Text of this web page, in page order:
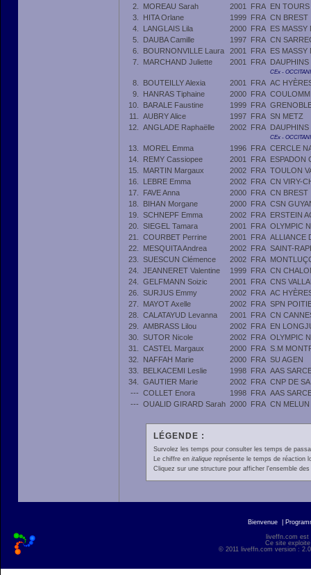
2.
MOREAU Sarah 2001 FRA EN TOURS
3.
HITA Orlane 1999 FRA CN BREST
4.
LANGLAIS Lila 2000 FRA ES MASSY
5.
DAUBA Camille 1997 FRA CN
6.
BOURNONVILLE Laura 2001 FRA ES MASSY
7.
MARCHAND Juliette 2001 FRA
CEx -
8. BOUTEILLY Alexia 2001 FRA AC
9.
HANRAS Tiphaine 2000 FRA
10.
BARALE Faustine 1999 FRA
11.
AUBRY Alice 1997 FRA SN METZ
12.
ANGLADE Raphaëlle 2002 FRA
CEx -
13. MOREL Emma 1996 FRA CERCLE
14.
REMY Cassiopee 2001 FRA ESPADON
15.
MARTIN Margaux 2002 FRA TOULON
16.
LEBRE Emma 2002 FRA CN VIRY-
17.
FAVE Anna 2000 FRA CN BREST
18.
BIHAN Morgane 2000 FRA CSN
19.
SCHNEPF Emma 2002 FRA ERSTEIN
20.
SIEGEL Tamara 2001 FRA OLYMPIC
21.
COURBET Perrine 2001 FRA ALLIANCE
22.
MESQUITA Andrea 2002 FRA SAINT-
23.
SUESCUN Clémence 2002 FRA
24.
JEANNERET Valentine 1999 FRA CN
24.
GELFMANN Soizic 2001 FRA CNS
26.
SURJUS Emmy 2002 FRA AC
27.
MAYOT Axelle 2002 FRA SPN
28.
CALATAYUD Levanna 2001 FRA CN
29.
AMBRASS Lilou 2002 FRA EN
30.
SUTOR Nicole 2002 FRA OLYMPIC
31.
CASTEL Margaux 2000 FRA S.M
32.
NAFFAH Marie 2000 FRA SU AGEN
33.
BELKACEMI Leslie 1998 FRA AAS
34.
GAUTIER Marie 2002 FRA CNP DE
--- COLLET Enora 1998 FRA AAS
--- OUALID GIRARD Sarah 2000 FRA CN MELUN
LÉGENDE :
Survolez les temps pour consulter les temps de
Le chiffre en italiquereprésente le temps de réaction
Cliquez sur une structure pour afficher l'ensemble
Bienvenue
liveffn.com est
Ce site
© 2011 liveffn.com version :